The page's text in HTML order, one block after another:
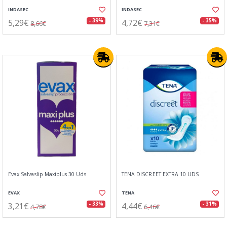
INDASEC
5,29€ 8,66€ - 39%
INDASEC
4,72€ 7,31€ - 35%
Evax Salvaslip Maxiplus 30 Uds
EVAX
3,21€ 4,78€ - 33%
TENA DISCREET EXTRA 10 UDS
TENA
4,44€ 6,46€ - 31%